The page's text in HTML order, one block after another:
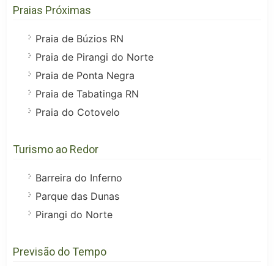
Praias Próximas
Praia de Búzios RN
Praia de Pirangi do Norte
Praia de Ponta Negra
Praia de Tabatinga RN
Praia do Cotovelo
Turismo ao Redor
Barreira do Inferno
Parque das Dunas
Pirangi do Norte
Previsão do Tempo